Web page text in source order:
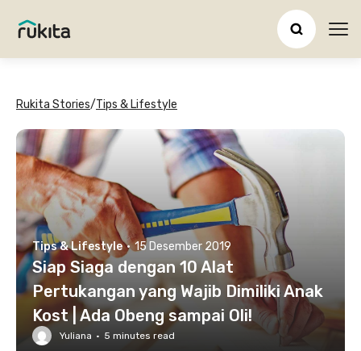
Rukita Stories/Tips & Lifestyle
Tips & Lifestyle · 15 Desember 2019
Siap Siaga dengan 10 Alat
Pertukangan yang Wajib Dimiliki Anak
Kost | Ada Obeng sampai Oli!
Yuliana · 5 minutes read